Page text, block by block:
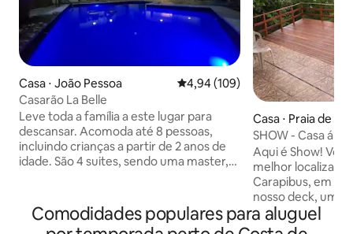
Casa ⋅ João Pessoa 4,94 de uma avaliação média de
4,94 (109)
Casarão La Belle
Leve toda a família a este lugar para
descansar. Acomoda até 8 pessoas,
incluindo crianças a partir de 2 anos de
idade. São 4 suites, sendo uma master,
do Altiplano Cabo Branco e a menos de 5
minutos da praia do Cabo Branco. É
Casa ⋅ Praia de
SHOW - Casa á
Carapibus
Aqui é Show!
melhor
Carapibus, em
nosso deck, uma
maré baixa,
formam a nossa
Comodidades populares para aluguel